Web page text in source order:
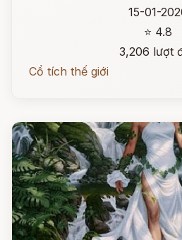
15-01-
⭐ 4.8
3,206 lượt
Cổ tích thế giới